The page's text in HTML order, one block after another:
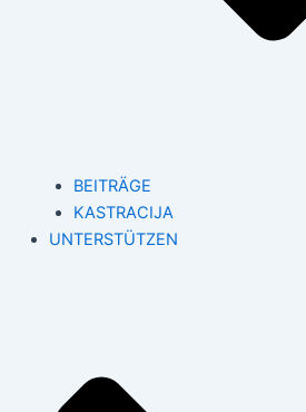
BEITRÄGE
KASTRACIJA
UNTERSTÜTZEN